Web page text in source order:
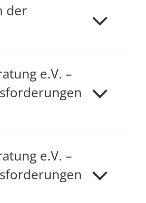
der
e.V. –
e.V. –